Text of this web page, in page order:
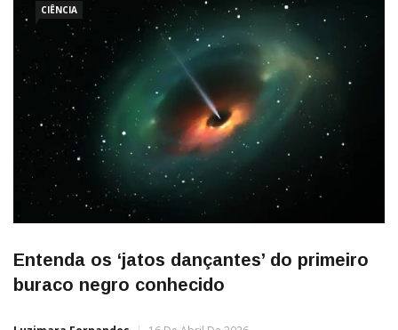
reunião da Associação
CIÊNCIA
Entenda os ‘jatos dançantes’ do primeiro
buraco negro conhecido